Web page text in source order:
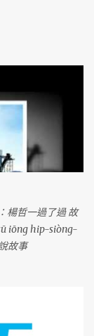
楊哲一過了過 故
iōng hip-siòng-
故事